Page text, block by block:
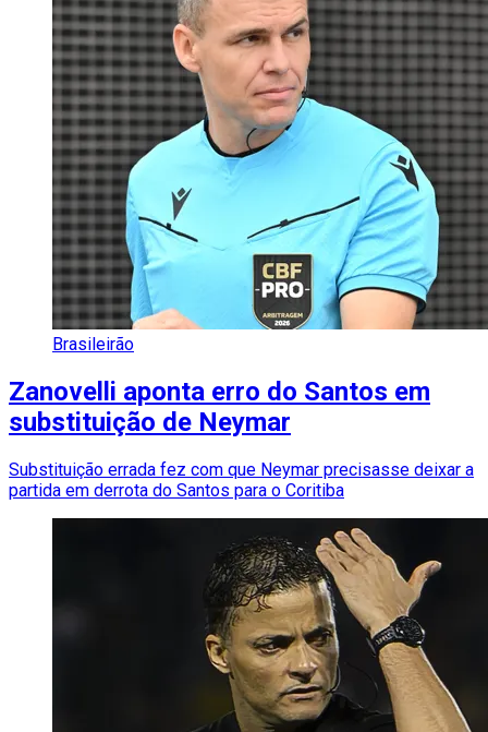
Brasileirão
Zanovelli aponta erro do Santos em
substituição de Neymar
Substituição errada fez com que Neymar precisasse deixar a
partida em derrota do Santos para o Coritiba